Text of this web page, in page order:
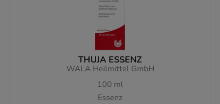
THUJA ESSENZ
WALA Heilmittel GmbH
100 ml
Essenz